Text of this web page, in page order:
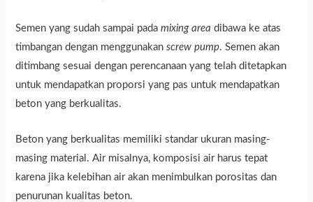
Semen yang sudah sampai padamixing area dibawa ke atas
timbangan dengan menggunakanscrew pump. Semen akan
ditimbang sesuai dengan perencanaan yang telah ditetapkan
untuk mendapatkan proporsi yang pas untuk mendapatkan
beton yang berkualitas.
Beton yang berkualitas memiliki standar ukuran masing-
masing material. Air misalnya, komposisi air harus tepat
karena jika kelebihan air akan menimbulkan porositas dan
penurunan kualitas beton.